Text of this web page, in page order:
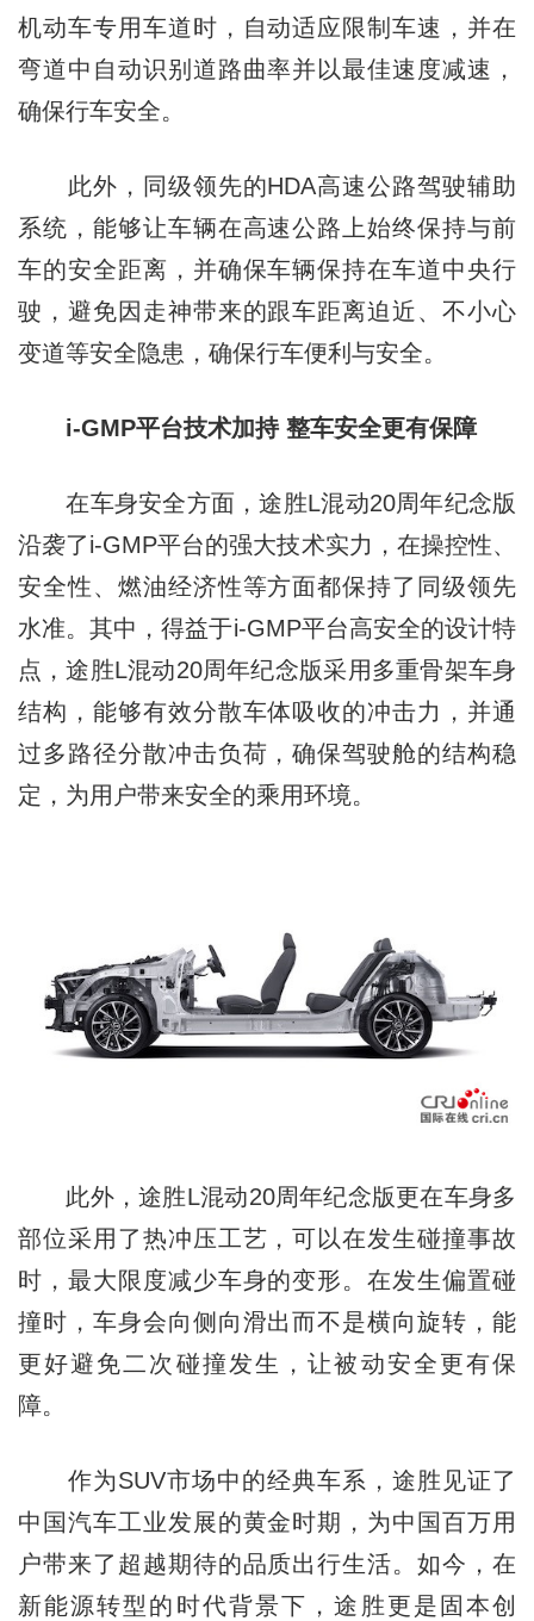
机动车专用车道时，自动适应限制车速，并在
弯道中自动识别道路曲率并以最佳速度减速，
确保行车安全。
此外，同级领先的HDA高速公路驾驶辅助
系统，能够让车辆在高速公路上始终保持与前
车的安全距离，并确保车辆保持在车道中央行
驶，避免因走神带来的跟车距离迫近、不小心
变道等安全隐患，确保行车便利与安全。
i-GMP平台技术加持 整车安全更有保障
在车身安全方面，途胜L混动20周年纪念版
沿袭了i-GMP平台的强大技术实力，在操控性、
安全性、燃油经济性等方面都保持了同级领先
水准。其中，得益于i-GMP平台高安全的设计特
点，途胜L混动20周年纪念版采用多重骨架车身
结构，能够有效分散车体吸收的冲击力，并通
过多路径分散冲击负荷，确保驾驶舱的结构稳
定，为用户带来安全的乘用环境。
此外，途胜L混动20周年纪念版更在车身多
部位采用了热冲压工艺，可以在发生碰撞事故
时，最大限度减少车身的变形。在发生偏置碰
撞时，车身会向侧向滑出而不是横向旋转，能
更好避免二次碰撞发生，让被动安全更有保
障。
作为SUV市场中的经典车系，途胜见证了
中国汽车工业发展的黄金时期，为中国百万用
户带来了超越期待的品质出行生活。如今，在
新能源转型的时代背景下，途胜更是固本创